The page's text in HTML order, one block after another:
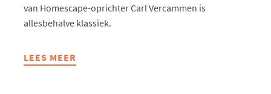
van Homescape-oprichter Carl Vercammen is
allesbehalve klassiek.
LEES MEER
ABOUT